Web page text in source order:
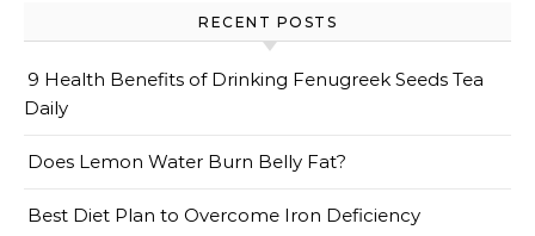
RECENT POSTS
9 Health Benefits of Drinking Fenugreek Seeds Tea
Daily
Does Lemon Water Burn Belly Fat?
Best Diet Plan to Overcome Iron Deficiency